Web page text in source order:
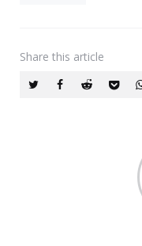
Share this article